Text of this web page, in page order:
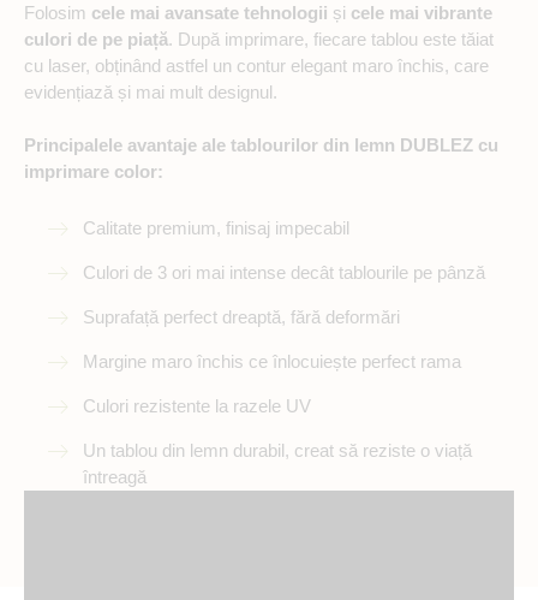
Folosim cele mai avansate tehnologii și cele mai vibrante
culori de pe piață. După imprimare, fiecare tablou este tăiat
cu laser, obținând astfel un contur elegant maro închis, care
evidențiază și mai mult designul.
Principalele avantaje ale tablourilor din lemn DUBLEZ cu
imprimare color:
Calitate premium, finisaj impecabil
Culori de 3 ori mai intense decât tablourile pe pânză
Suprafață perfect dreaptă, fără deformări
Margine maro închis ce înlocuiește perfect rama
Culori rezistente la razele UV
Un tablou din lemn durabil, creat să reziste o viață
întreagă